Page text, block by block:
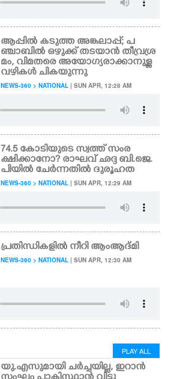
ആപ്പിൽ കടുത്ത അങ്കലാപ്പ്; പ
ഞ്ചാബിൽ ഒഴുക്ക് തടയാൻ തീവ്രശ്ര
മം, വിമതരെ അയോഗ്യരാക്കാനുള്ള
വഴികൾ ചികയുന്നു
NEWS-360 > NATIONAL | SUN APR, 12:28 AM
74.5 കോടിയുടെ സ്വത്ത് സംര
ക്ഷിക്കാനോ? രാഘവ് ഛദ്ദ ബി.ജെ.
പിയിൽ ചേർന്നതിൽ ദുരൂഹത
NEWS-360 > NATIONAL | SUN APR, 12:29 AM
പ്രതിന്ധികളിൽ നീറി ആംആദ്മി
NEWS-360 > NATIONAL | SUN APR, 12:30 AM
PLAY ALL
യു.എസുമായി ചർച്ചയില്ല, ഇറാൻ